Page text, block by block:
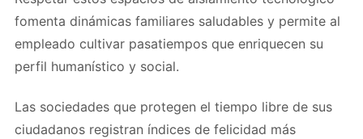
fomenta dinámicas familiares saludables y permite al
empleado cultivar pasatiempos que enriquecen su
perfil humanístico y social.
Las sociedades que protegen el tiempo libre de sus
ciudadanos registran índices de felicidad más